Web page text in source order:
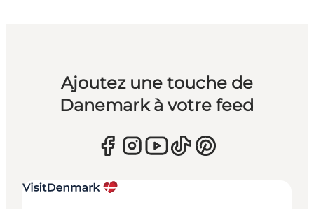
Ajoutez une touche de
Danemark à votre feed